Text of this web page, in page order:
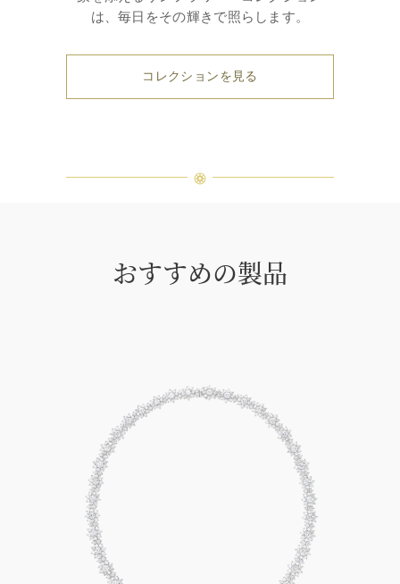
は、毎日をその輝きで照らします。
コレクションを見る
おすすめの製品